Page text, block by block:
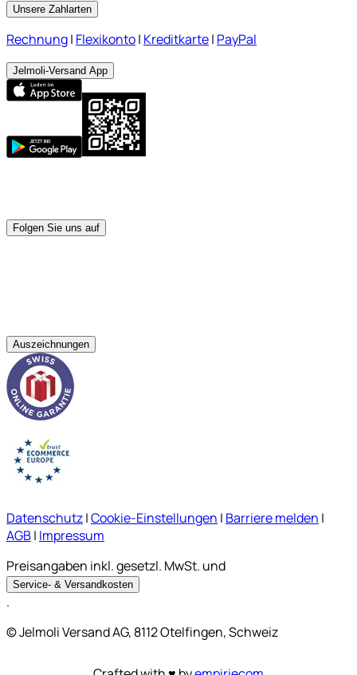
Unsere Zahlarten
Rechnung| Flexikonto| Kreditkarte| PayPal
Jelmoli-Versand App
Folgen Sie uns auf
Auszeichnungen
Datenschutz|Cookie-Einstellungen | Barriere melden |
AGB| Impressum
Preisangaben inkl. gesetzl. MwSt. und
Service- & Versandkosten
.
© Jelmoli Versand AG, 8112 Otelfingen, Schweiz